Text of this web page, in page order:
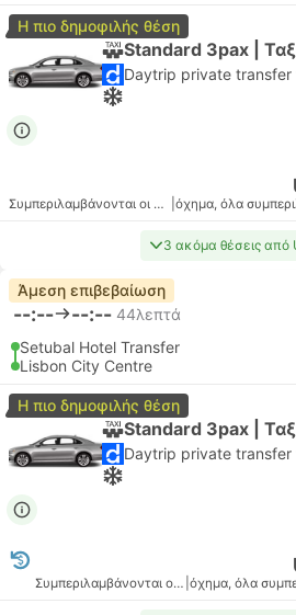
Η πιο δημοφιλής θέση
Standard 3pax |
Συμπεριλαμβάνονται οι φόροι
3 ακόμα θέσεις από
Άμεση επιβεβαίωση
--:-- --:-- 44λεπτά
Setubal Hotel Transfer
Lisbon City Centre
Η πιο δημοφιλής θέση
Standard 3pax |
Συμπεριλαμβάνονται οι φόροι